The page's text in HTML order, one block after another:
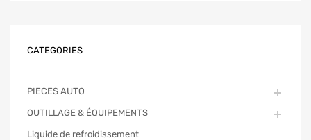
CATEGORIES
PIECES AUTO
OUTILLAGE & ÉQUIPEMENTS
Liquide de refroidissement